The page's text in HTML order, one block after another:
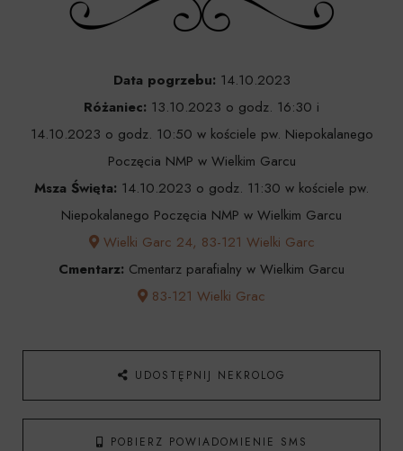
Data pogrzebu: 14.10.2023
Różaniec: 13.10.2023 o godz. 16:30 i
14.10.2023 o godz. 10:50 w kościele pw. Niepokalanego
Poczęcia NMP w Wielkim Garcu
Msza Święta: 14.10.2023 o godz. 11:30 w kościele pw.
Niepokalanego Poczęcia NMP w Wielkim Garcu
Wielki Garc 24, 83-121 Wielki Garc
Cmentarz: Cmentarz parafialny w Wielkim Garcu
83-121 Wielki Grac
UDOSTĘPNIJ NEKROLOG
POBIERZ POWIADOMIENIE SMS